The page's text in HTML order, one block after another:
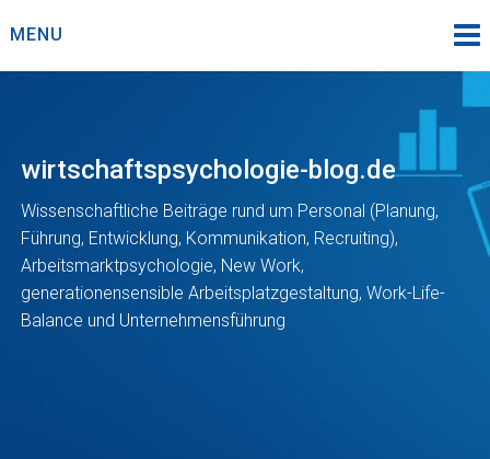
toMENU
wirtschaftspsychologie-blog.de
Wissenschaftliche Beiträge rund um Personal (Planung,
Führung, Entwicklung, Kommunikation, Recruiting),
Arbeitsmarktpsychologie, New Work,
generationensensible Arbeitsplatzgestaltung, Work-Life-
Balance und Unternehmensführung